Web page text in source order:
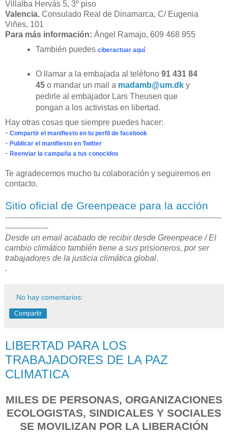
Villalba Hervás 5, 3º piso
Valencia. Consulado Real de Dinamarca, C/ Eugenia
Viñes, 101
Para más información: Ángel Ramajo, 609 468 955
También puedes ciberactuar aquí
O llamar a la embajada al teléfono 91 431 84
45o mandar un mail a madamb@um.dky
pedirle al embajador Lars Theusen que
pongan a los activistas en libertad.
Hay otras cosas que siempre puedes hacer:
- Compartir el manifiesto en tu perfil de facebook
- Publicar el manifiesto en Twitter
- Reenviar la campaña a tus conocidos
Te agradecemos mucho tu colaboración y seguiremos en
contacto.
Sitio oficial de Greenpeace para la acción
-------------------------------------------------------------------------------------
-----------------
Desde un email acabado de recibir desde Greenpeace / El
cambio climático también tiene a sus prisioneros, por ser
trabajadores de la justicia climática global.
.
No hay comentarios:
Compartir
LIBERTAD PARA LOS
TRABAJADORES DE LA PAZ
CLIMATICA
MILES DE PERSONAS, ORGANIZACIONES
ECOLOGISTAS, SINDICALES Y SOCIALES
SE MOVILIZAN POR LA LIBERACIÓN